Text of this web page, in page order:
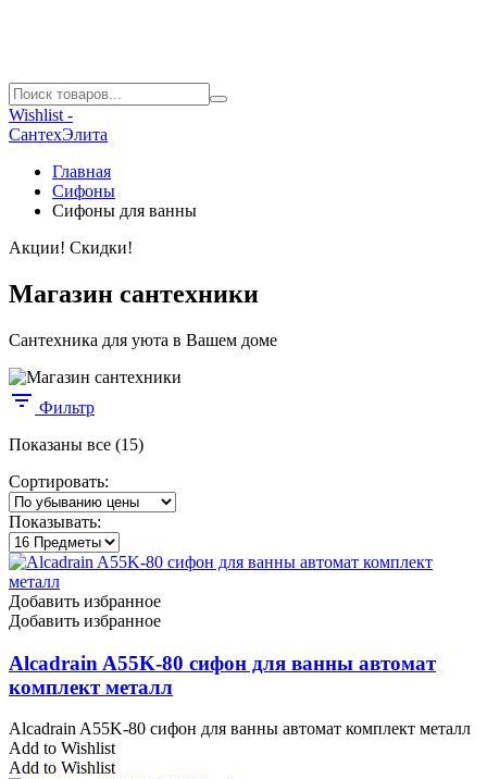
Wishlist -
СантехЭлита
Главная
Сифоны
Сифоны для ванны
Акции! Скидки!
Магазин сантехники
Сантехника для уюта в Вашем доме
Фильтр
Показаны все (15)Цены:
Сортировать:
Показывать:
Добавить избранное
Добавить избранное
Alcadrain A55K-80 сифон для ванны автомат
комплект металл
Alcadrain A55K-80 сифон для ванны автомат комплект металл
Add to Wishlist
Add to Wishlist